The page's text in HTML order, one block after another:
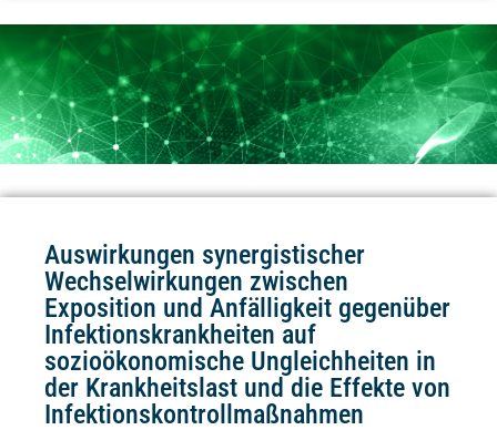
Auswirkungen synergistischer
Wechselwirkungen zwischen
Exposition und Anfälligkeit gegenüber
Infektionskrankheiten auf
sozioökonomische Ungleichheiten in
der Krankheitslast und die Effekte von
Infektionskontrollmaßnahmen